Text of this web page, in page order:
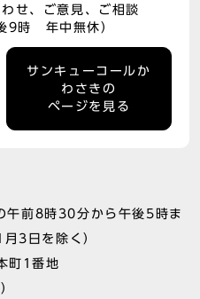
せ、ご意見、ご相談
9時 年中無休）
サンキューコールか
わさきの
ページを見る
午前8時30分から午後5時ま
3日を除く）
町1番地